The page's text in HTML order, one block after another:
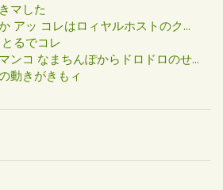
マした
アッ コレはロィヤルホストのク...
るでコレ
ンコ なまちんぽからドロドロのせ...
動きがきもィ